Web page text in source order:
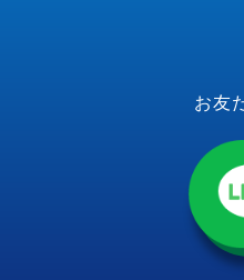
お友